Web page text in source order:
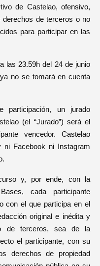
de Castelao, ofensivo,
derechos de terceros o no
para participar en las
las 23.59h del 24 de junio
no se tomará en cuenta
participación, un jurado
(el “Jurado”) será el
vencedor. Castelao
ni Facebook ni Instagram
y, por ende, con la
cada participante
con el que participa en el
original e inédita y
de terceros, sea de la
el participante, con su
derechos de propiedad